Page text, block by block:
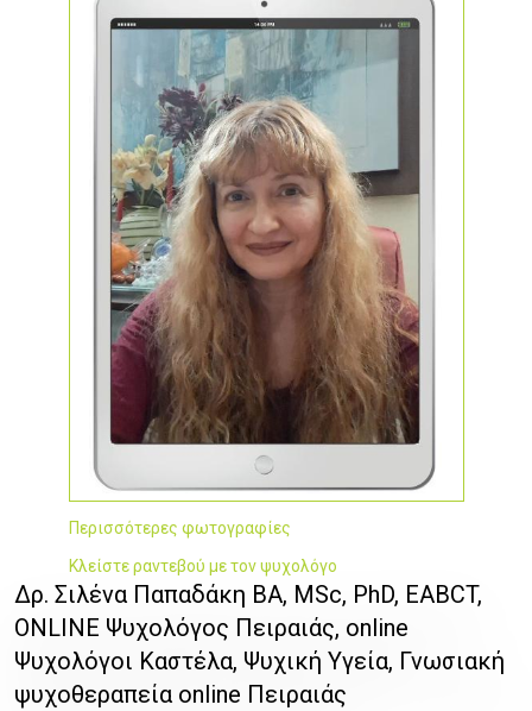
Περισσότερες φωτογραφίες
Κλείστε ραντεβού με τον ψυχολόγο
Δρ. Σιλένα Παπαδάκη BA, MSc, PhD, EABCT,
ONLINE Ψυχολόγος Πειραιάς, online
Ψυχολόγοι Καστέλα, Ψυχική Υγεία, Γνωσιακή
ψυχοθεραπεία online Πειραιάς